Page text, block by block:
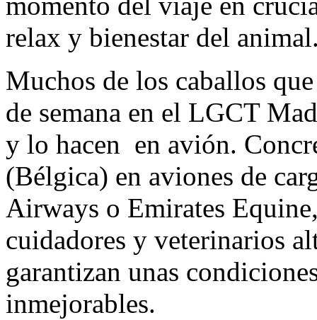
relax y bienestar del
Muchos de los caballos
de semana en el LGCT
y lo hacen en avión.
(Bélgica) en aviones de
Airways o Emirates
cuidadores y veterinarios
garantizan unas
inmejorables.